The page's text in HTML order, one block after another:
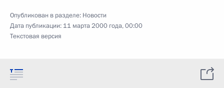
Опубликован в разделе: Новости
Дата публикации: 11 марта 2000 года, 00:00
Текстовая версия